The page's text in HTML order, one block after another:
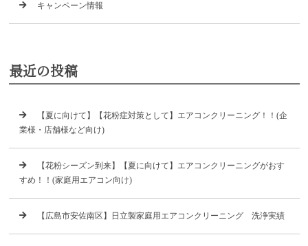
キャンペーン情報
最近の投稿
【夏に向けて】【花粉症対策として】エアコンクリーニング！！(企
業様・店舗様など向け)
【花粉シーズン到来】【夏に向けて】エアコンクリーニングがおす
すめ！！(家庭用エアコン向け)
【広島市安佐南区】日立製家庭用エアコンクリーニング 洗浄実績